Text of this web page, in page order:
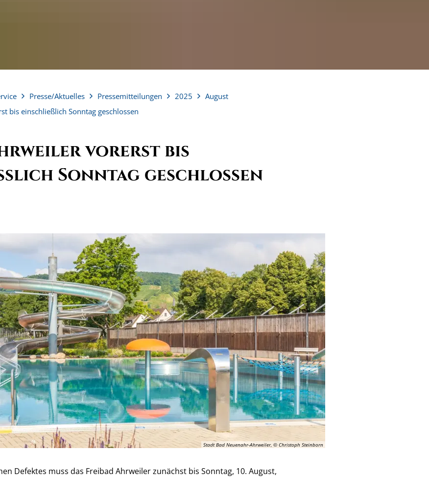
Presse/Aktuelles Pressemitteilungen 2025
August
bis einschließlich Sonntag geschlossen
vorerst bis
Sonntag geschlossen
Stadt Bad Neuenahr-Ahrweiler, © Christoph Steinborn
Defektes muss das Freibad Ahrweiler zunächst bis Sonntag, 10. August,